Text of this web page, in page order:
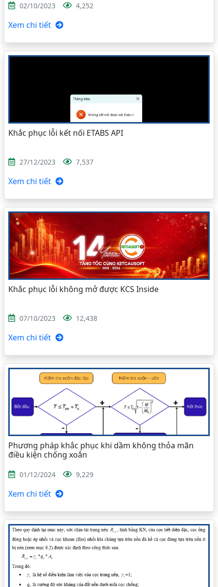
02/10/2023 4,252
Xem chi tiết
Khắc phục lỗi kết nối ETABS API
27/12/2023 7,537
Xem chi tiết
Khắc phục lỗi không mở được KCS Inside
07/10/2023 12,438
Xem chi tiết
Phương pháp khắc phục khi dầm không thỏa mãn
điều kiện chống xoắn
01/12/2024 9,229
Xem chi tiết